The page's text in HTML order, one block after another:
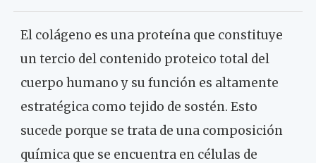
El colágeno es una proteína que constituye
un tercio del contenido proteico total del
cuerpo humano y su función es altamente
estratégica como tejido de sostén. Esto
sucede porque se trata de una composición
química que se encuentra en células de